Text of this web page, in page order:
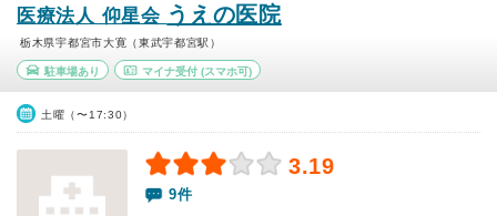
医療法人 仰星会 うえの医院
栃木県宇都宮市大寛（東武宇都宮駅）
駐車場あり マイナ受付(スマホ可)
土曜（〜17:30）
3.19
9件